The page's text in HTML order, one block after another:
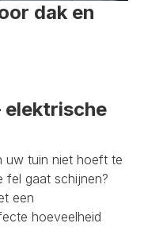
dak en
elektrische
uw tuin niet hoeft te
fel gaat schijnen?
een
hoeveelheid